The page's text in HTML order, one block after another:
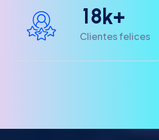
18k+
Clientes felices